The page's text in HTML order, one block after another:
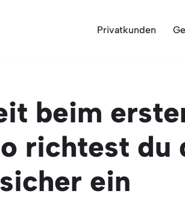
Privatkunden
beim
richtest du
ein